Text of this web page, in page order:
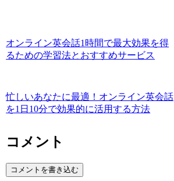
オンライン英会話1時間で最大効果を得
るための学習法とおすすめサービス
忙しいあなたに最適！オンライン英会話
を1日10分で効果的に活用する方法
コメント
コメントを書き込む